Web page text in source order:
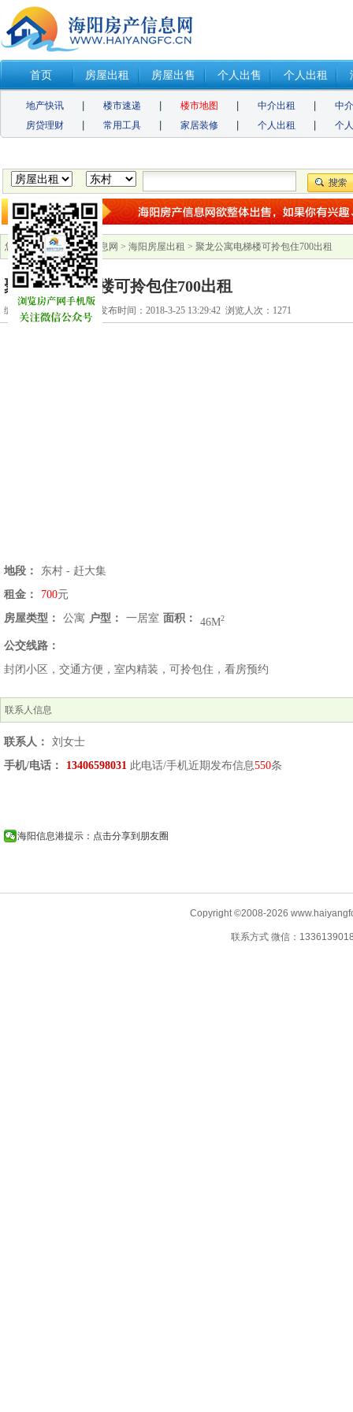
首页 房屋出租 房屋出售 个人出售 个人出租
地产快讯 楼市速递 楼市地图 中介出租
中
房贷理财
常用工具 家居装修 个人出租 个
您的位置：海阳房产信息网 > 海阳房屋出租 > 聚龙公寓电梯楼可拎包住700出租
聚龙公寓电梯楼可拎包住700出租
编号：1201721068325 发布时间：2018-3-25 13:29:42 浏览人次： 1271
地段：
东村 - 赶大集
租金：
700元
房屋类型：
公寓 户型： 一居室 面积： 46M2
公交线路：
封闭小区，交通方便，室内精装，可拎包住，看房预约
联系人信息
联系人：
刘女士
手机/电话：
13406598031 此电话/手机近期发布信息550条
海阳信息港提示：点击分享到朋友圈
Copyright ©2008-2026
联系方式 微信：